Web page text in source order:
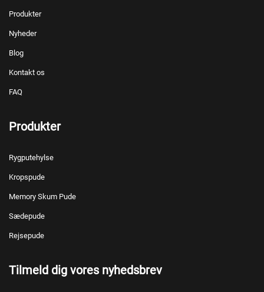
Produkter
Nyheder
Blog
Kontakt os
FAQ
Produkter
Rygputehylse
Kropspude
Memory Skum Pude
Sædepude
Rejsepude
Tilmeld dig vores nyhedsbrev